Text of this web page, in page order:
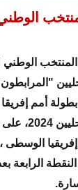
https://
الوطني
أمم إفريقا
للمحليين
الوسطى
النقطة الرابعة